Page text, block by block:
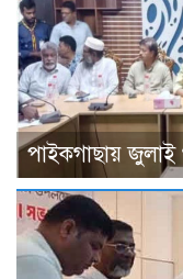
পাইকগাছায় জুলাই